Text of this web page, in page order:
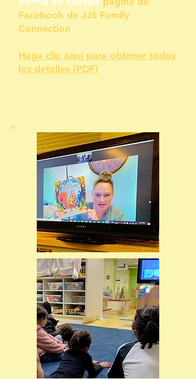
Facebook de JJS Family
Connection.
Haga clic aquí para obtener todos
los detalles (PDF).